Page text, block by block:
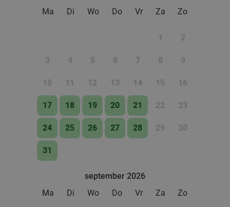
Ma
Di Wo Do Vr Za Zo
1 2
3 4 5 6 7 8 9
10 11 12 13 14 15 16
17 18 19 20 21 22 23
24 25 26 27 28 29 30
31
september 2026
Ma
Di Wo Do Vr Za Zo